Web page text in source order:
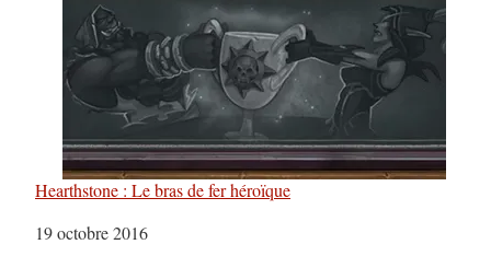
Hearthstone : Le bras de fer héroïque
Date
19 octobre 2016